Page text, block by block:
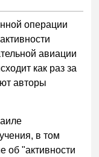
операции
авиации
как раз за
авторы
в том
об "активности